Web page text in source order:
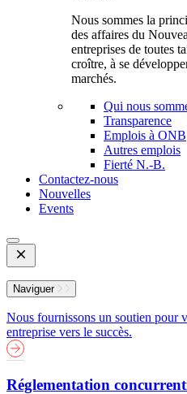
Nous sommes la
des affaires du
entreprises de toutes
croître, à se
marchés.
Qui nous
Transparence
Emplois à ONB
Autres emplois
Fierté N.-B.
Contactez-nous
Nouvelles
Events
Open
Mobile
Menu
Naviguer
Nous fournissons un soutien pour
entreprise vers le succès.
Réglementation